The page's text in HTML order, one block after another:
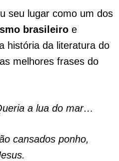
seu lugar como um dos
brasileiro e
história da literatura do
melhores frases do
a lua do mar…
cansados ponho,